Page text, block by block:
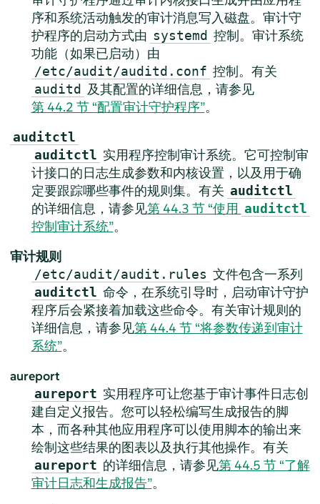
序和系统活动触发的审计消息写入磁盘。审计守
护程序的启动方式由 systemd 控制。审计系统
功能（如果已启动）由
/etc/audit/auditd.conf 控制。有关
auditd 及其配置的详细信息，请参见
第 44.2 节 “配置审计守护程序”。
auditctl
auditctl 实用程序控制审计系统。它可控制审
计接口的日志生成参数和内核设置，以及用于确
定要跟踪哪些事件的规则集。有关 auditctl
的详细信息，请参见第 44.3 节 “使用 auditctl
控制审计系统”。
审计规则
/etc/audit/audit.rules 文件包含一系列
auditctl 命令，在系统引导时，启动审计守护
程序后会紧接着加载这些命令。有关审计规则的
详细信息，请参见第 44.4 节 “将参数传递到审计
系统”。
aureport
aureport 实用程序可让您基于审计事件日志创
建自定义报告。您可以轻松编写生成报告的脚
本，而各种其他应用程序可以使用脚本的输出来
绘制这些结果的图表以及执行其他操作。有关
aureport 的详细信息，请参见第 44.5 节 “了解
审计日志和生成报告”。